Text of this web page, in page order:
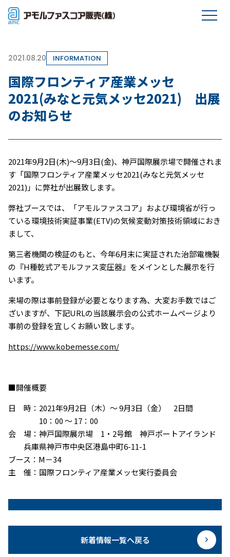
2021.08.20 INFORMATION
国際フロンティア産業メッセ
2021(みなと元気メッセ2021) 出展
のお知らせ
2021年9月2日(木)～9月3日(金)、神戸国際展示場で開催されま
す「国際フロンティア産業メッセ2021(みなと元気メッセ
2021)」に弊社が出展致します。
弊社ブースでは、「アモルファスコア」および環境省が行っ
ている環境技術実証事業(ETV)の気候変動対策技術領域におき
まして、
第三者機関の検証のもと、今年6月末に実証された治部電機製
の『H種乾式アモルファス変圧器』をメインとした展示を行
います。
来場の際は事前登録が必要となります為、大変お手数ではご
ざいますが、下記URLの当該展示会の公式ホームページより
事前の登録を宜しくお願い致します。
https://www.kobemesse.com/
■開催概要
日 時：2021年9月2日（木）～ 9月3日（金） 2日間
10：00 ～ 17：00
会 場：神戸国際展示場 1・2号館 神戸ポートアイランド
兵庫県神戸市中央区港島中町6-11-1
ブース：M－34
主 催：国際フロンティア産業メッセ実行委員会
新着情報一覧へ戻る